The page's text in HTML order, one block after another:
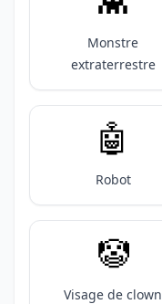
Monstre
extraterrestre
🤖
Robot
🤡
Visage de clown